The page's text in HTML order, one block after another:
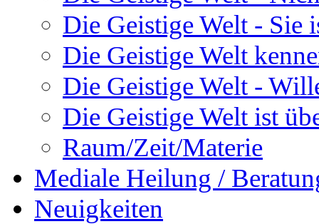
Die Geistige Welt - Sie
Die Geistige Welt
Die Geistige Welt -
Die Geistige Welt ist
Raum/Zeit/Materie
Mediale Heilung /
Neuigkeiten